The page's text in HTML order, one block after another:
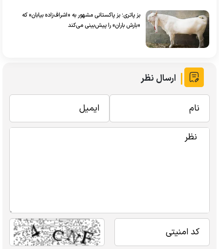
بز پاتری؛ بز پاکستانی مشهور به «اشراف‌زاده بیابان» که
«بارش باران» را پیش‌بینی می‌کند
ارسال نظر